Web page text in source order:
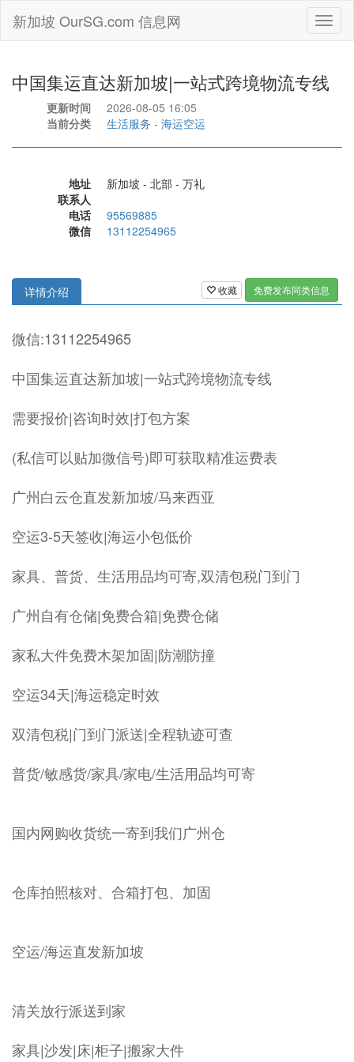
新加坡 OurSG.com 信息网
中国集运直达新加坡|一站式跨境物流专线
更新时间
2026-08-05 16:05
当前分类
生活服务 - 海运空运
地址
新加坡 - 北部 - 万礼
联系人
电话
95569885
微信
13112254965
收藏 免费发布同类信息
详情介绍
微信:13112254965
中国集运直达新加坡|一站式跨境物流专线
需要报价|咨询时效|打包方案
(私信可以贴加微信号)即可获取精准运费表
广州白云仓直发新加坡/马来西亚
空运3-5天签收|海运小包低价
家具、普货、生活用品均可寄,双清包税门到门
广州自有仓储|免费合箱|免费仓储
家私大件免费木架加固|防潮防撞
空运34天|海运稳定时效
双清包税|门到门派送|全程轨迹可查
普货/敏感货/家具/家电/生活用品均可寄
国内网购收货统一寄到我们广州仓
仓库拍照核对、合箱打包、加固
空运/海运直发新加坡
清关放行派送到家
家具|沙发|床|柜子|搬家大件